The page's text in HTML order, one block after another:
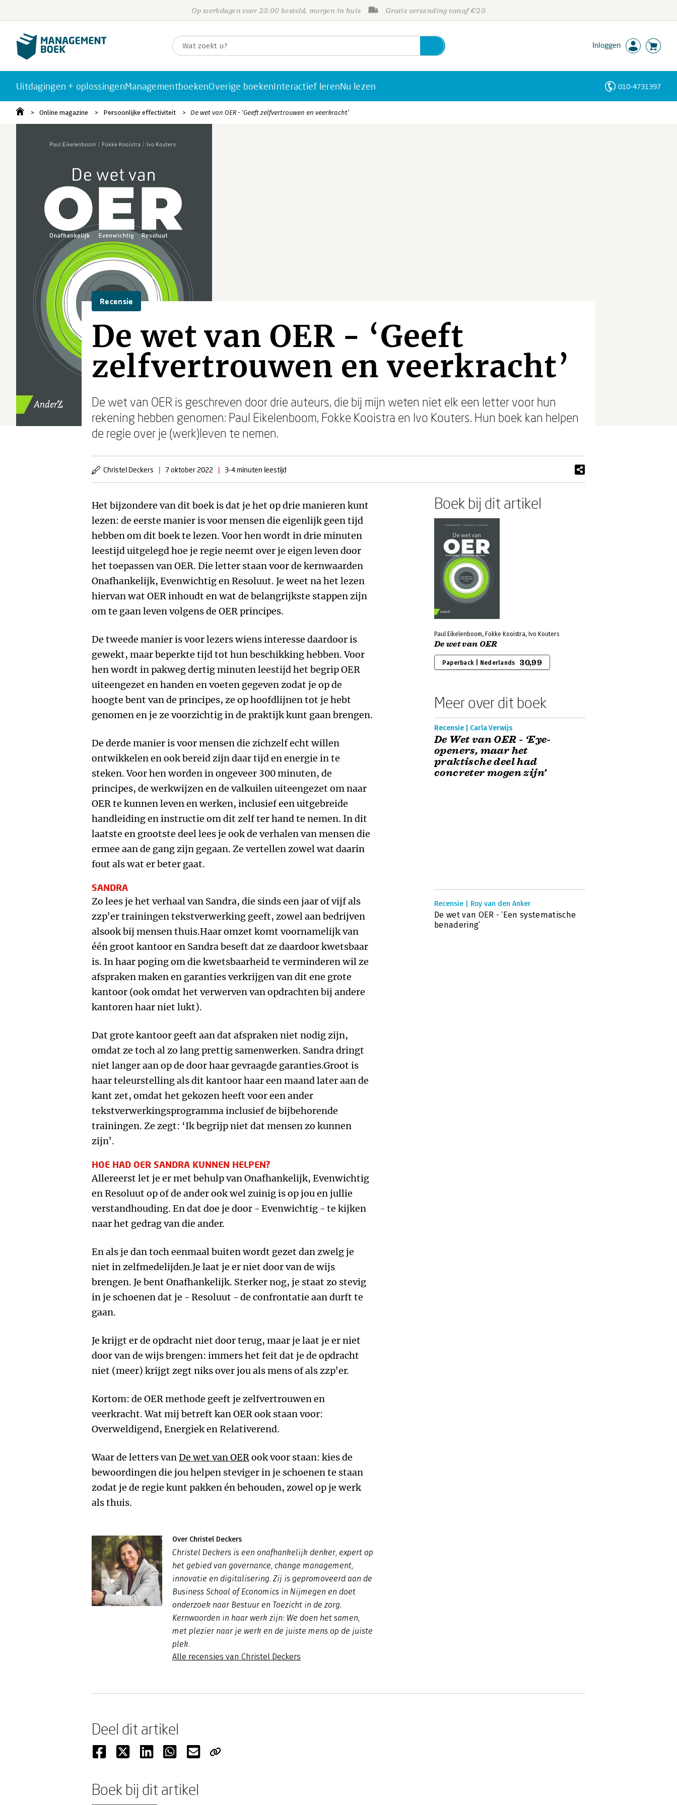
Op werkdagen voor 23:00 besteld, morgen in huis Gratis verzending vanaf €20
Inloggen
Uitdagingen + oplossingenManagementboekenOverige boekenInteractief lerenNu lezen 010-4731397
Online magazine Persoonlijke effectiviteit De wet van OER - ‘Geeft zelfvertrouwen en veerkracht’
Recensie
De wet van OER - ‘Geeft
zelfvertrouwen en veerkracht’
De wet van OER is geschreven door drie auteurs, die bij mijn weten niet elk een letter voor hun
rekening hebben genomen: Paul Eikelenboom, Fokke Kooistra en Ivo Kouters. Hun boek kan helpen
de regie over je (werk)leven te nemen.
Christel Deckers | 7 oktober 2022 | 3-4 minuten leestijd
Het bijzondere van dit boek is dat je het op drie manieren kunt
lezen: de eerste manier is voor mensen die eigenlijk geen tijd
hebben om dit boek te lezen. Voor hen wordt in drie minuten
leestijd uitgelegd hoe je regie neemt over je eigen leven door
het toepassen van OER. Die letter staan voor de kernwaarden
Onafhankelijk, Evenwichtig en Resoluut. Je weet na het lezen
hiervan wat OER inhoudt en wat de belangrijkste stappen zijn
om te gaan leven volgens de OER principes.
De tweede manier is voor lezers wiens interesse daardoor is
gewekt, maar beperkte tijd tot hun beschikking hebben. Voor
hen wordt in pakweg dertig minuten leestijd het begrip OER
uiteengezet en handen en voeten gegeven zodat je op de
hoogte bent van de principes, ze op hoofdlijnen tot je hebt
genomen en je ze voorzichtig in de praktijk kunt gaan brengen.
De derde manier is voor mensen die zichzelf echt willen
ontwikkelen en ook bereid zijn daar tijd en energie in te
steken. Voor hen worden in ongeveer 300 minuten, de
principes, de werkwijzen en de valkuilen uiteengezet om naar
OER te kunnen leven en werken, inclusief een uitgebreide
handleiding en instructie om dit zelf ter hand te nemen. In dit
laatste en grootste deel lees je ook de verhalen van mensen die
ermee aan de gang zijn gegaan. Ze vertellen zowel wat daarin
fout als wat er beter gaat.
SANDRA
Zo lees je het verhaal van Sandra, die sinds een jaar of vijf als
zzp’er trainingen tekstverwerking geeft, zowel aan bedrijven
alsook bij mensen thuis.Haar omzet komt voornamelijk van
één groot kantoor en Sandra beseft dat ze daardoor kwetsbaar
is. In haar poging om die kwetsbaarheid te verminderen wil ze
afspraken maken en garanties verkrijgen van dit ene grote
kantoor (ook omdat het verwerven van opdrachten bij andere
kantoren haar niet lukt).
Dat grote kantoor geeft aan dat afspraken niet nodig zijn,
omdat ze toch al zo lang prettig samenwerken. Sandra dringt
niet langer aan op de door haar gevraagde garanties.Groot is
haar teleurstelling als dit kantoor haar een maand later aan de
kant zet, omdat het gekozen heeft voor een ander
tekstverwerkingsprogramma inclusief de bijbehorende
trainingen. Ze zegt: ‘Ik begrijp niet dat mensen zo kunnen
zijn’.
HOE HAD OER SANDRA KUNNEN HELPEN?
Allereerst let je er met behulp van Onafhankelijk, Evenwichtig
en Resoluut op of de ander ook wel zuinig is op jou en jullie
verstandhouding. En dat doe je door - Evenwichtig - te kijken
naar het gedrag van die ander.
En als je dan toch eenmaal buiten wordt gezet dan zwelg je
niet in zelfmedelijden.Je laat je er niet door van de wijs
brengen. Je bent Onafhankelijk. Sterker nog, je staat zo stevig
in je schoenen dat je - Resoluut - de confrontatie aan durft te
gaan.
Je krijgt er de opdracht niet door terug, maar je laat je er niet
door van de wijs brengen: immers het feit dat je de opdracht
niet (meer) krijgt zegt niks over jou als mens of als zzp’er.
Kortom: de OER methode geeft je zelfvertrouwen en
veerkracht. Wat mij betreft kan OER ook staan voor:
Overweldigend, Energiek en Relativerend.
Waar de letters vanDe wet van OERook voor staan: kies de
bewoordingen die jou helpen steviger in je schoenen te staan
zodat je de regie kunt pakken én behouden, zowel op je werk
als thuis.
Over Christel Deckers
Christel Deckers is een onafhankelijk denker, expert op
het gebied van governance, change management,
innovatie en digitalisering. Zij is gepromoveerd aan de
Business School of Economics in Nijmegen en doet
onderzoek naar Bestuur en Toezicht in de zorg.
Kernwoorden in haar werk zijn: We doen het samen,
met plezier naar je werk en de juiste mens op de juiste
plek.
Alle recensies van Christel Deckers
Boek bij dit artikel
Paul Eikelenboom, Fokke Kooistra, Ivo Kouters
De wet van OER
Paperback | Nederlands 30,99
Meer over dit boek
Recensie | Carla Verwijs
De Wet van OER - ‘Eye-
openers, maar het
praktische deel had
concreter mogen zijn’
Recensie | Roy van den Anker
De wet van OER - ‘Een systematische
benadering’
Deel dit artikel
Boek bij dit artikel
Personen